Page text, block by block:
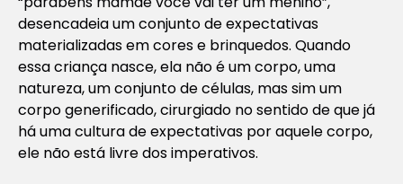
desencadeia um conjunto de expectativas
materializadas em cores e brinquedos. Quando
essa criança nasce, ela não é um corpo, uma
natureza, um conjunto de células, mas sim um
corpo generificado, cirurgiado no sentido de que já
há uma cultura de expectativas por aquele corpo,
ele não está livre dos imperativos.